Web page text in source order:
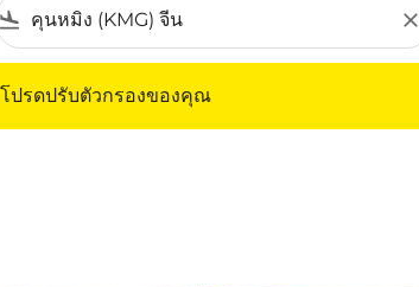
flight_land close
ปรดปรับตัวกรองของคุณ